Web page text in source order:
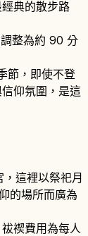
典的散步路
整為約 90 分
節，即使不登
仰氛圍，是這
這裡以祭祀月
的場所而廣為
禊費用為每人